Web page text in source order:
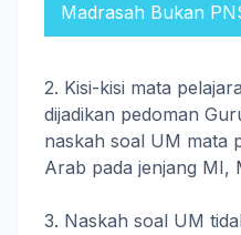
Madrasah Bukan
2. Kisi-kisi mata
dijadikan pedoman
naskah soal UM mata
Arab pada jenjang MI,
3. Naskah soal UM